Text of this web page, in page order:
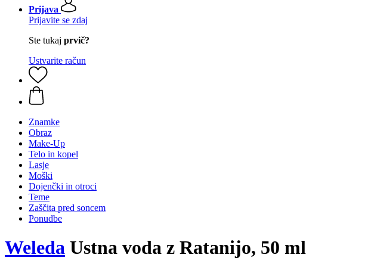
Prijava
Prijavite se zdaj
Ste tukaj prvič?
Ustvarite račun
Znamke
Obraz
Make-Up
Telo in kopel
Lasje
Moški
Dojenčki in otroci
Teme
Zaščita pred soncem
Ponudbe
Weleda Ustna voda z Ratanijo, 50 ml